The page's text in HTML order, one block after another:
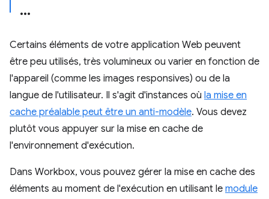
Certains éléments de votre application Web peuvent
être peu utilisés, très volumineux ou varier en fonction de
l'appareil (comme les images responsives) ou de la
langue de l'utilisateur. Il s'agit d'instances où la mise en
cache préalable peut être un anti-modèle. Vous devez
plutôt vous appuyer sur la mise en cache de
l'environnement d'exécution.
Dans Workbox, vous pouvez gérer la mise en cache des
éléments au moment de l'exécution en utilisant le module